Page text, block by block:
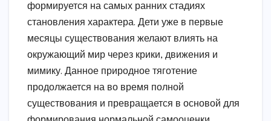
формируется на самых ранних стадиях
становления характера. Дети уже в первые
месяцы существования желают влиять на
окружающий мир через крики, движения и
мимику. Данное природное тяготение
продолжается на во время полной
существования и превращается в основой для